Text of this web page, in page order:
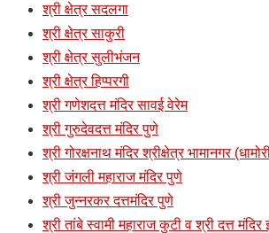
श्री क्षेत्र सदलगा
श्री क्षेत्र साकुरी
श्री क्षेत्र सुलीभंजन
श्री क्षेत्र हिप्परगी
श्री गणेशदत्त मंदिर सावई वेरेम
श्री गुरुदेवदत्त मंदिर पुणे
श्री गोरक्षनाथ मंदिर श्रीक्षेत्र भामानगर
श्री जंगली महाराज मंदिर पुणे
श्री जुन्नरकर दत्तमंदिर पुणे
श्री तांबे स्वामी महाराज कुटी व श्री दत्त मंदिर